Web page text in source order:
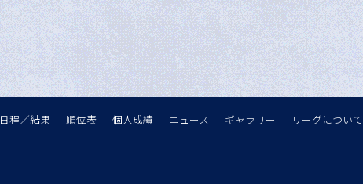
日程／結果 順位表 個人成績 ニュース ギャラリー リーグについて